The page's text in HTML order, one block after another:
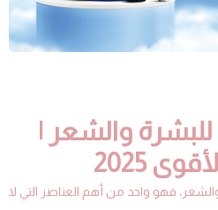
فوائد فيتامين E للبشرة والشعر |
2025
فهو واحد من أهم العناصر التي لا